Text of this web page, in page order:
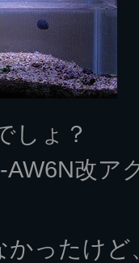
しょ？
改ア
かったけ